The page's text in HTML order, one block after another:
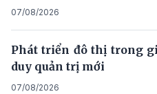
07/08/2026
Phát triển đô thị trong
duy quản trị mới
07/08/2026